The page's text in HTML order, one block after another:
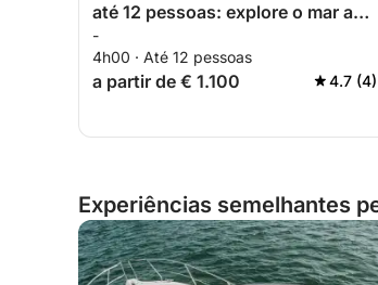
até 12 pessoas: explore o mar a
partir de Torrevieja.
-
4h00 · Até 12 pessoas
a partir de € 1.100 4.7 (4)
Experiências semelhantes